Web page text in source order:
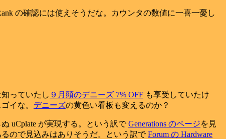
の確認には使えそうだな。カウンタの数値に一喜一憂し
っていたし ９月頭のデニーズ 7% OFF も享受していたけ
イな。 デニーズの黄色い看板も変えるのか？
ぬ uCplate が実現する。という訳でGenerations のページを見
ので見込みはありそうだ。という訳でForum の Hardware